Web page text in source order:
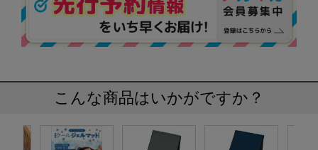
こんな商品はいかがですか？